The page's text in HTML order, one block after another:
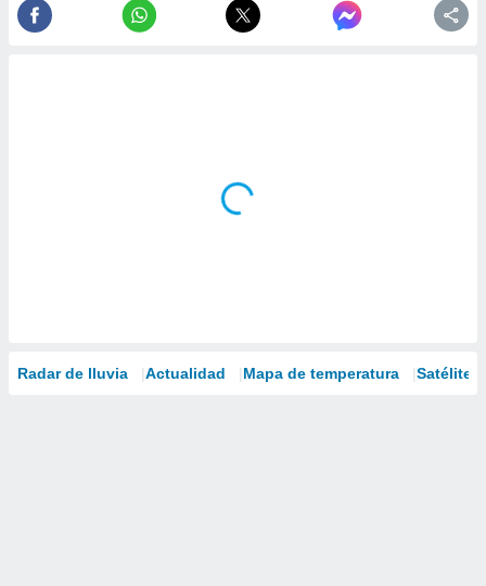
Radar de lluvia Actualidad Mapa de temperatura Satélites